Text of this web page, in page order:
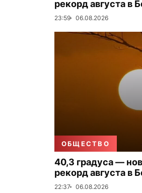
рекорд августа в
23:59 06.08.2026
ОБЩЕСТВО
40,3 градуса —
рекорд августа в
22:37 06.08.2026